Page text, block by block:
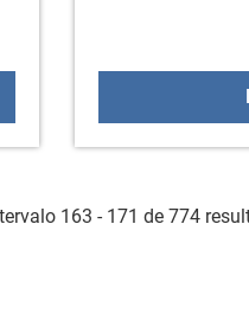
apoyo al emprendimiento
163 - 171 de 774